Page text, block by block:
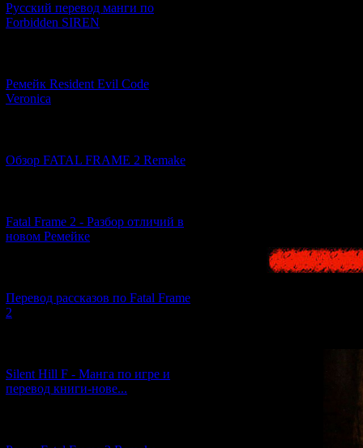
Русский перевод манги по
Forbidden SIREN
Ремейк Resident Evil Code
Veronica
Обзор FATAL FRAME 2 Remake
Fatal Frame 2 - Разбор отличий в
новом Ремейке
Перевод рассказов по Fatal Frame
2
Silent Hill F - Манга по игре и
перевод книги-нове...